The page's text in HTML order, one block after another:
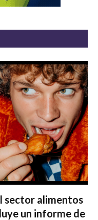
sector alimentos
un informe de